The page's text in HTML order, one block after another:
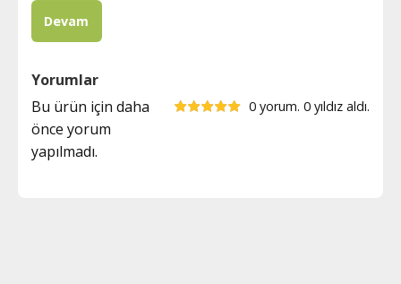
Yorumlar
0 yorum. 0 yıldız aldı.
Bu ürün için daha
önce yorum
yapılmadı.